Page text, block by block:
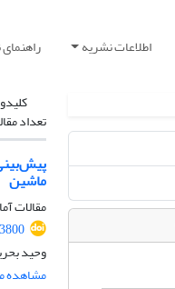
اطلاعات نشریه
تعداد
ماشین
مقالات
وحید
مشاهده